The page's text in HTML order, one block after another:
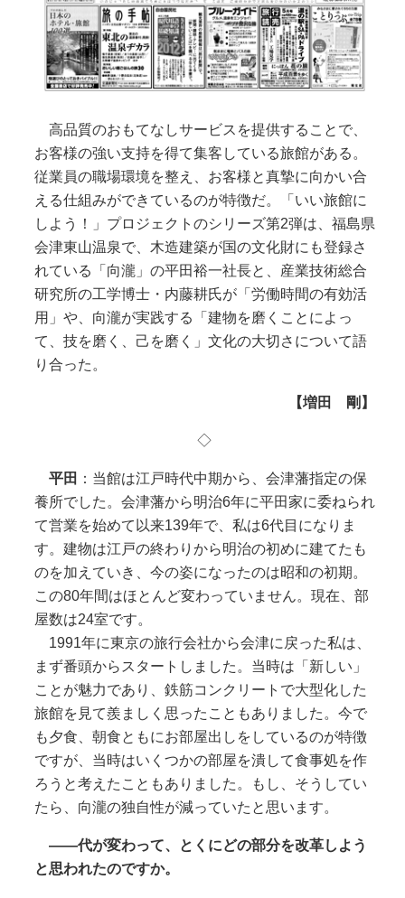
高品質のおもてなしサービスを提供することで、
お客様の強い支持を得て集客している旅館がある。
従業員の職場環境を整え、お客様と真摯に向かい合
える仕組みができているのが特徴だ。「いい旅館に
しよう！」プロジェクトのシリーズ第2弾は、福島県
会津東山温泉で、木造建築が国の文化財にも登録さ
れている「向瀧」の平田裕一社長と、産業技術総合
研究所の工学博士・内藤耕氏が「労働時間の有効活
用」や、向瀧が実践する「建物を磨くことによっ
て、技を磨く、己を磨く」文化の大切さについて語
り合った。
【増田 剛】
◇
平田 ：当館は江戸時代中期から、会津藩指定の保
養所でした。会津藩から明治6年に平田家に委ねられ
て営業を始めて以来139年で、私は6代目になりま
す。建物は江戸の終わりから明治の初めに建てたも
のを加えていき、今の姿になったのは昭和の初期。
この80年間はほとんど変わっていません。現在、部
屋数は24室です。
1991年に東京の旅行会社から会津に戻った私は、
まず番頭からスタートしました。当時は「新しい」
ことが魅力であり、鉄筋コンクリートで大型化した
旅館を見て羨ましく思ったこともありました。今で
も夕食、朝食ともにお部屋出しをしているのが特徴
ですが、当時はいくつかの部屋を潰して食事処を作
ろうと考えたこともありました。もし、そうしてい
たら、向瀧の独自性が減っていたと思います。
――代が変わって、とくにどの部分を改革しよう
と思われたのですか。